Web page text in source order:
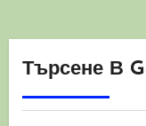
Търсене В